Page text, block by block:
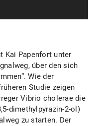
Kai Papenfort unter
über den sich
Wie der
Studie zeigen
Vibrio cholerae die
dimethylpyrazin-2-ol)
zu starten. Der